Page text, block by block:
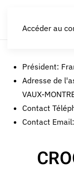
Accéder au
Président:
Adresse de
VAUX-
Contact
Contact Email: